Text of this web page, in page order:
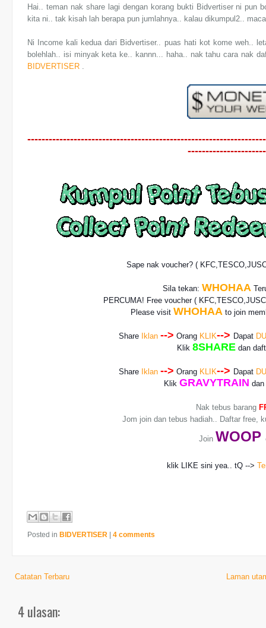
Hai.. teman nak share lagi dengan korang bukti Bidvertiser ni pun
kita ni.. tak kisah lah berapa pun jumlahnya.. kalau dikumpul2..
Ni Income kali kedua dari Bidvertiser.. puas hati kot kome weh..
bolehlah.. isi minyak keta ke.. kannn... haha.. nak tahu cara nak
BIDVERTISER
Sape nak voucher? (
Sila tekan: WHOHAA
PERCUMA! Free voucher(
Please visitWHOHAA to join
Share Iklan --> Orang KLIK--> Dapat
Klik8SHARE dan
Share Iklan --> Orang KLIK--> Dapat
Klik GRAVYTRAIN
Nak tebus barang
Jom join dan tebus hadiah.. Daftar free,
Join WOOP
klik LIKE sini yea.. tQ -->
Posted in BIDVERTISER 4 comments
Catatan Terbaru Laman
4 ulasan: